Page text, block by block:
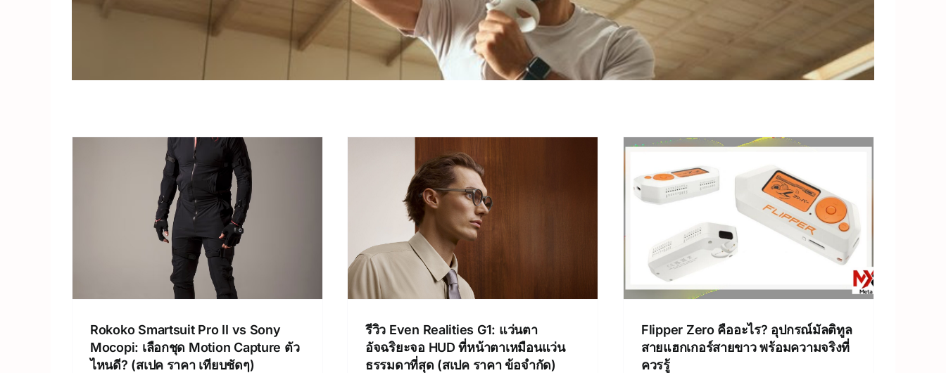
Rokoko Smartsuit Pro II vs Sony
Mocopi: เลือกชุด Motion Capture ตัว
ไหนดี? (สเปค ราคา เทียบชัดๆ)
รีวิว Even Realities G1:
แว่นตาอัจฉริยะจอ HUD ที่
หน้าตาเหมือนแว่นธรรมดา
ที่สุด (สเปค ราคา ข้อจำกัด)
Uncategorized @th
รีวิว Even Realities G1: แว่นตา
อัจฉริยะจอ HUD ที่หน้าตาเหมือนแว่น
ธรรมดาที่สุด (สเปค ราคา ข้อจำกัด)
Flipper Zero คืออะไร?
อุปกรณ์มัลติทูลสายแฮกเกอร์
สายขาว พร้อมความจริงที่ควร
Flipper Zero คืออะไร? อุปกรณ์มัลติทูล
สายแฮกเกอร์สายขาว พร้อมความจริงที่
ควรรู้